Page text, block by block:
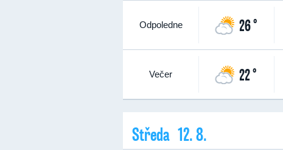
Odpoledne 26 °
Večer 22 °
Středa 12. 8.